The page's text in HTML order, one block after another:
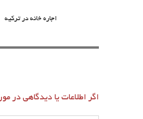
اجاره خانه در ترکیه
اگر اطلاعات یا دیدگاهی در